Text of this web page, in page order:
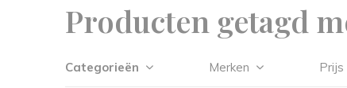
Producten getagd
Categorieën Merken Prijs